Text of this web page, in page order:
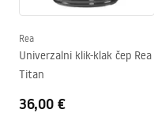
Oblik
Otvor za slavinu
Rea
Univerzalni klik-klak čep Rea
Titan
36,00 €